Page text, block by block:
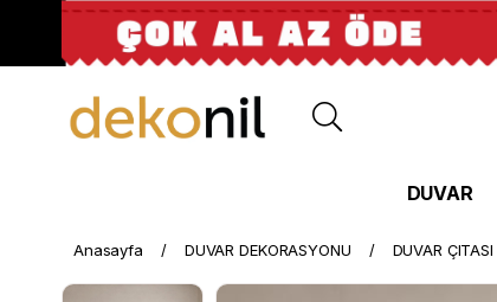
DUVAR
Anasayfa DUVAR DEKORASYONU DUVAR ÇITASI